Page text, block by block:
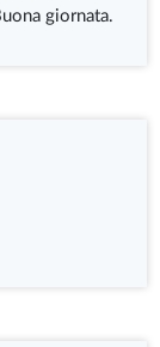
giornata.